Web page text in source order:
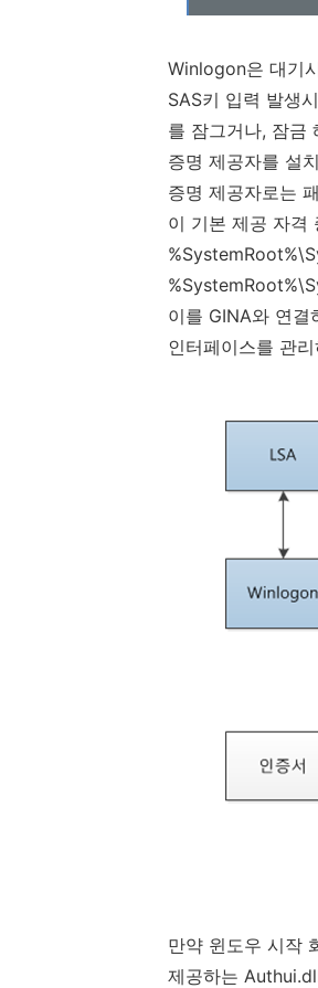
Winlogon은 대기
SAS키 입력 발생시
를 잠그거나, 잠금
증명 제공자를 설
증명 제공자로는
이 기본 제공 자격
이를 GINA와 연결
인터페이스를 관
만약 윈도우 시작
제공하는